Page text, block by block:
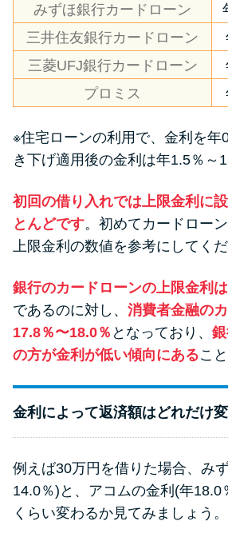
は？3つの判断
アコムはブラッ
る？ 自分がブ
方法
アコムとレイク
の？ カードロ
底解説！
プロミスの返済
方法はどれ？
年収が低い＆他
落ちる？バンク
せ方法
みずほ銀行カードローン
三井住友銀行カードローン
三菱UFJ銀行カードローン
プロミス
※住宅ローンの利用で、金利を年
き下げ適用後の金利は年1.5％～
初回の借り入れでは上限金利に
とんどです。初めてカードロー
上限金利の数値を参考にしてくだ
銀行のカードローンの上限金利
であるのに対し、 消費者金融の
17.8％〜18.0％ となっており、
の方が金利が低い傾向にあるこ
金利によって返済額はどれだけ
例えば30万円を借りた場合、み
14.0％)と、アコムの金利(年18.0
くらい変わるか見てみましょう。